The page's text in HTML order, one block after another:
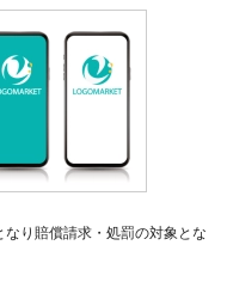
り賠償請求・処罰の対象とな